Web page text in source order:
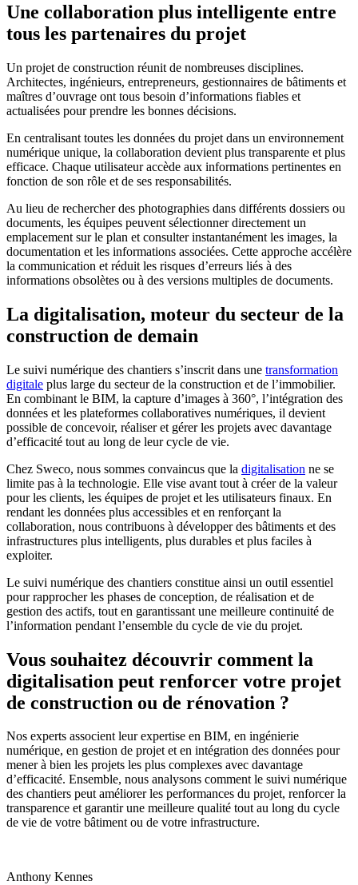
Une collaboration plus intelligente entre
tous les partenaires du projet
Un projet de construction réunit de nombreuses disciplines.
Architectes, ingénieurs, entrepreneurs, gestionnaires de bâtiments et
maîtres d’ouvrage ont tous besoin d’informations fiables et
actualisées pour prendre les bonnes décisions.
En centralisant toutes les données du projet dans un environnement
numérique unique, la collaboration devient plus transparente et plus
efficace. Chaque utilisateur accède aux informations pertinentes en
fonction de son rôle et de ses responsabilités.
Au lieu de rechercher des photographies dans différents dossiers ou
documents, les équipes peuvent sélectionner directement un
emplacement sur le plan et consulter instantanément les images, la
documentation et les informations associées. Cette approche accélère
la communication et réduit les risques d’erreurs liés à des
informations obsolètes ou à des versions multiples de documents.
La digitalisation, moteur du secteur de la
construction de demain
Le suivi numérique des chantiers s’inscrit dans une transformation
digitale plus large du secteur de la construction et de l’immobilier.
En combinant le BIM, la capture d’images à 360°, l’intégration des
données et les plateformes collaboratives numériques, il devient
possible de concevoir, réaliser et gérer les projets avec davantage
d’efficacité tout au long de leur cycle de vie.
Chez Sweco, nous sommes convaincus que la digitalisation ne se
limite pas à la technologie. Elle vise avant tout à créer de la valeur
pour les clients, les équipes de projet et les utilisateurs finaux. En
rendant les données plus accessibles et en renforçant la
collaboration, nous contribuons à développer des bâtiments et des
infrastructures plus intelligents, plus durables et plus faciles à
exploiter.
Le suivi numérique des chantiers constitue ainsi un outil essentiel
pour rapprocher les phases de conception, de réalisation et de
gestion des actifs, tout en garantissant une meilleure continuité de
l’information pendant l’ensemble du cycle de vie du projet.
Vous souhaitez découvrir comment la
digitalisation peut renforcer votre projet
de construction ou de rénovation ?
Nos experts associent leur expertise en BIM, en ingénierie
numérique, en gestion de projet et en intégration des données pour
mener à bien les projets les plus complexes avec davantage
d’efficacité. Ensemble, nous analysons comment le suivi numérique
des chantiers peut améliorer les performances du projet, renforcer la
transparence et garantir une meilleure qualité tout au long du cycle
de vie de votre bâtiment ou de votre infrastructure.
Anthony Kennes